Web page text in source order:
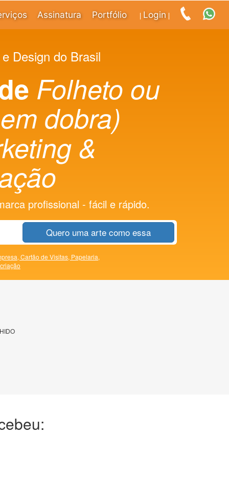
Assinatura Portfólio Login
Design do Brasil
Folheto ou
dobra)
&
profissional - fácil e rápido.
Quero uma arte como essa
Cartão de Visitas, Papelaria,